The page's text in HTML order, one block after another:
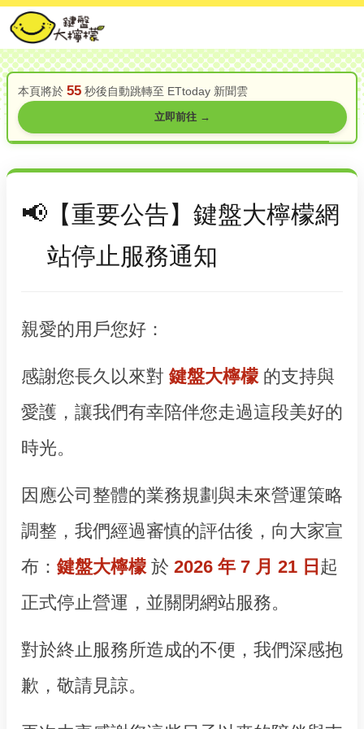
本頁將於 55秒後自動跳轉至 ETtoday 新聞雲
立即前往 →
【重要公告】鍵盤大檸檬網
站停止服務通知
親愛的用戶您好：
感謝您長久以來對 鍵盤大檸檬的支持與
愛護，讓我們有幸陪伴您走過這段美好的
時光。
因應公司整體的業務規劃與未來營運策略
調整，我們經過審慎的評估後，向大家宣
布： 鍵盤大檸檬於 2026 年 7 月 21 日 起
正式停止營運，並關閉網站服務。
對於終止服務所造成的不便，我們深感抱
歉，敬請見諒。